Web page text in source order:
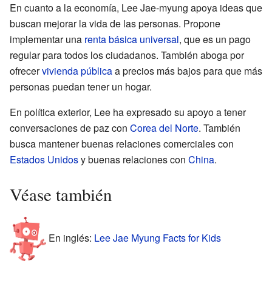
En cuanto a la economía, Lee Jae-myung apoya ideas que
buscan mejorar la vida de las personas. Propone
implementar una renta básica universal, que es un pago
regular para todos los ciudadanos. También aboga por
ofrecervivienda públicaa precios más bajos para que más
personas puedan tener un hogar.
En política exterior, Lee ha expresado su apoyo a tener
conversaciones de paz con Corea del Norte. También
busca mantener buenas relaciones comerciales con
Estados Unidosy buenas relaciones con China.
Véase también
En inglés: Lee Jae Myung Facts for Kids